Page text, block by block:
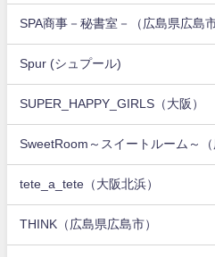
SPA商事－秘書室－（広島県広島市
Spur (シュプール)
SUPER_HAPPY_GIRLS（大阪）
SweetRoom～スイートルーム～（
tete_a_tete（大阪北浜）
THINK（広島県広島市）